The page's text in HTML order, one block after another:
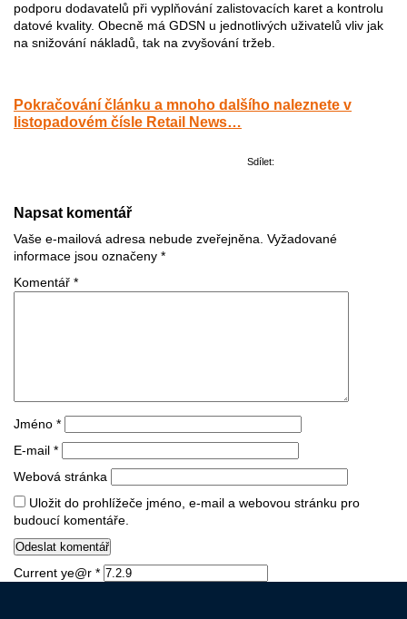
podporu dodavatelů při vyplňování zalistovacích karet a kontrolu
datové kvality. Obecně má GDSN u jednotlivých uživatelů vliv jak
na snižování nákladů, tak na zvyšování tržeb.
Pokračování článku a mnoho dalšího naleznete v
listopadovém čísle Retail News…
Sdílet:
Napsat komentář
Vaše e-mailová adresa nebude zveřejněna. Vyžadované
informace jsou označeny *
Komentář *
Jméno *
E-mail *
Webová stránka
Uložit do prohlížeče jméno, e-mail a webovou stránku pro
budoucí komentáře.
Current ye@r *